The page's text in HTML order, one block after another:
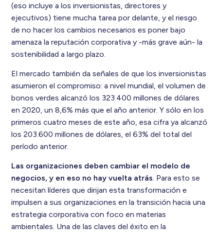
(eso incluye a los inversionistas, directores y
ejecutivos) tiene mucha tarea por delante, y el riesgo
de no hacer los cambios necesarios es poner bajo
amenaza la reputación corporativa y -más grave aún- la
sostenibilidad a largo plazo.
El mercado también da señales de que los inversionistas
asumieron el compromiso: a nivel mundial, el volumen de
bonos verdes alcanzó los 323.400 millones de dólares
en 2020, un 8,6% más que el año anterior. Y sólo en los
primeros cuatro meses de este año, esa cifra ya alcanzó
los 203.600 millones de dólares, el 63% del total del
período anterior.
Las organizaciones deben cambiar el modelo de
negocios, y en eso no hay vuelta atrás. Para esto se
necesitan líderes que dirijan esta transformación e
impulsen a sus organizaciones en la transición hacia una
estrategia corporativa con foco en materias
ambientales. Una de las claves del éxito en la